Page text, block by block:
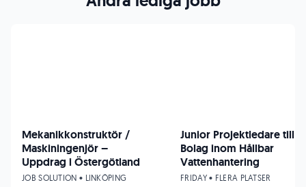
Mekanikkonstruktör /
Maskiningenjör –
Uppdrag i Östergötland
JOB SOLUTION • LINKÖPING
Junior Projektledare till
Bolag inom Hållbar
Vattenhantering
FRIDAY • FLERA PLATSER